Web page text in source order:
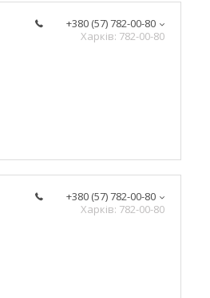
+380 (57) 782-00-80
Харків: 782-00-80
+380 (57) 782-00-80
Харків: 782-00-80